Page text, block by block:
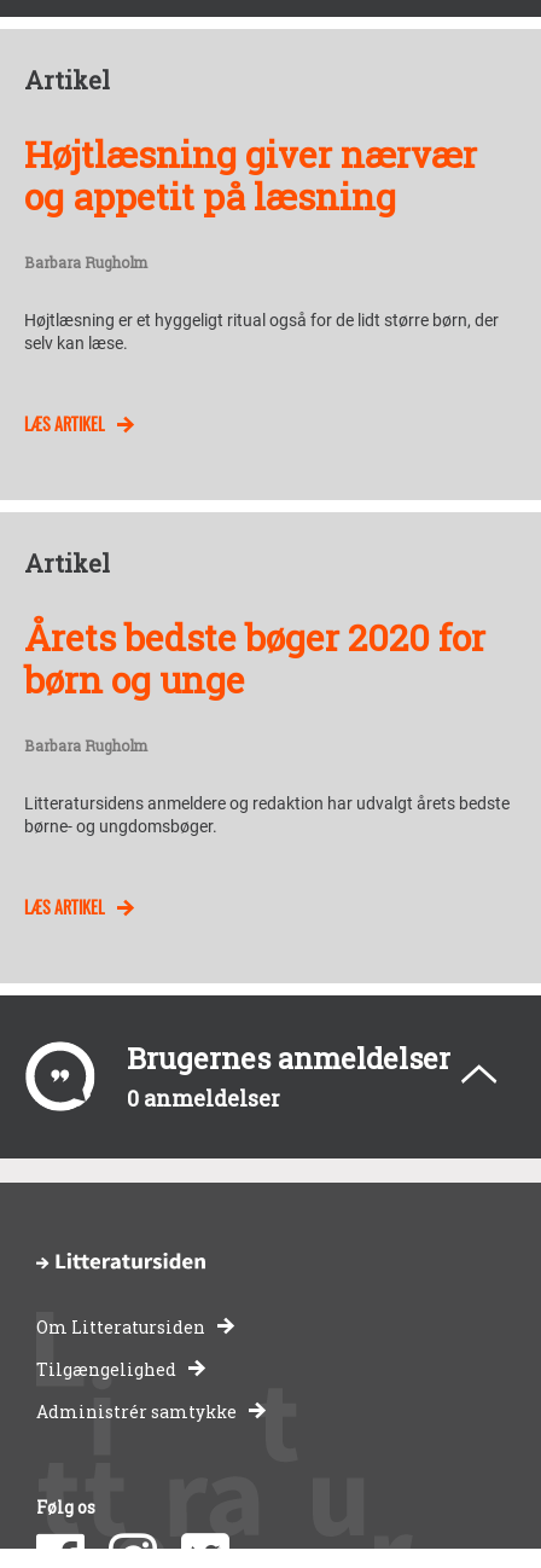
Artikel
Højtlæsning giver nærvær
og appetit på læsning
Barbara Rugholm
Højtlæsning er et hyggeligt ritual også for de lidt større børn, der
selv kan læse.
LÆS ARTIKEL
Artikel
Årets bedste bøger 2020 for
børn og unge
Barbara Rugholm
Litteratursidens anmeldere og redaktion har udvalgt årets bedste
børne- og ungdomsbøger.
LÆS ARTIKEL
Brugernes anmeldelser
0 anmeldelser
-
bibliotekernes
side
Om Litteratursiden
Tilgængelighed
Administrér samtykke
Følg os